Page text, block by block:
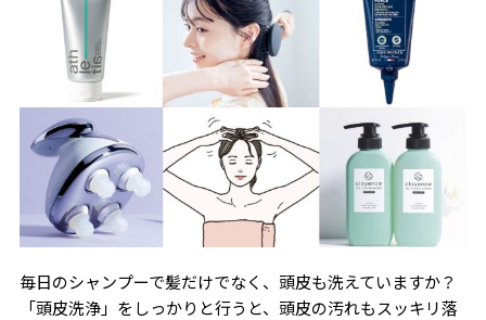
毎日のシャンプーで髪だけでなく、頭皮も洗えていますか？
「頭皮洗浄」をしっかりと行うと、頭皮の汚れもスッキリ落